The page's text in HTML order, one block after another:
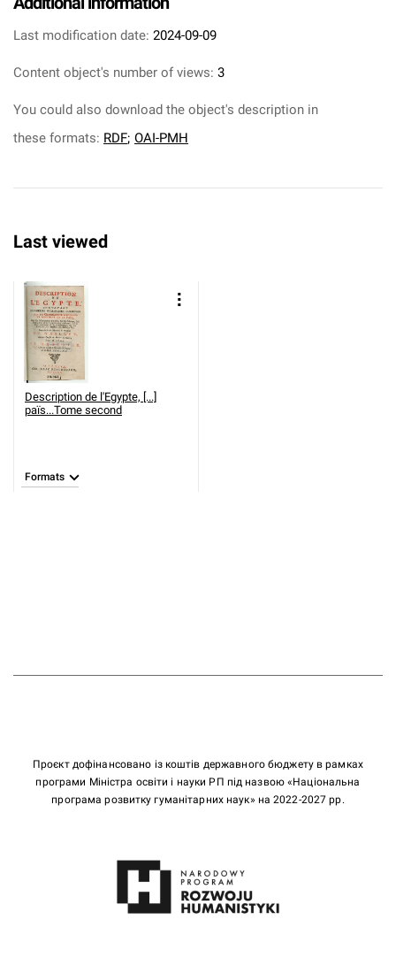
Last modification date: 2024-09-09
Content object's number of views: 3
You could also download the object's description in
these formats: RDF; OAI-PMH
Last viewed
Description de l'Egypte, [...]
paїs...Tome second
Formats
Проєкт дофінансовано із коштів державного бюджету в рамках
програми Міністра освіти і науки РП під назвою «Національна
програма розвитку гуманітарних наук» на 2022-2027 рр.